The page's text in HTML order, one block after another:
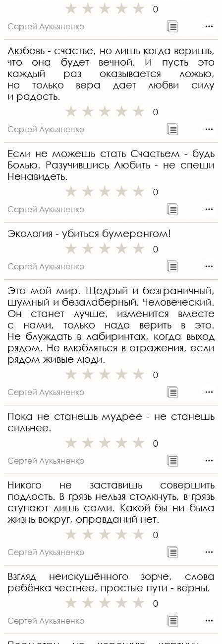
0
Сергей Лукьяненко
Любовь - счастье, но лишь когда веришь,
что она будет вечной. И пусть это
каждый раз оказывается ложью,
но только вера дает любви силу
и радость.
0
Сергей Лукьяненко
Если не можешь стать Счастьем - будь
Болью. Разучившись Любить - не спеши
Ненавидеть.
0
Сергей Лукьяненко
Экология - убиться бумерангом!
0
Сергей Лукьяненко
Это мой мир. Щедрый и безграничный,
шумный и безалаберный. Человеческий.
Он станет лучше, изменится вместе
с нами, только надо верить в это.
Не блуждать в лабиринтах, когда выход
рядом. Не влюбляться в отражения, если
рядом живые люди.
0
Сергей Лукьяненко
Пока не станешь мудрее - не станешь
сильнее.
0
Сергей Лукьяненко
Никого не заставишь совершить
подлость. В грязь нельзя столкнуть, в грязь
ступают лишь сами. Какой бы ни была
жизнь вокруг, оправданий нет.
0
Сергей Лукьяненко
Взгляд неискушённого зорче, слова
ребёнка честнее, простые пути - верны. ​
0
Сергей Лукьяненко